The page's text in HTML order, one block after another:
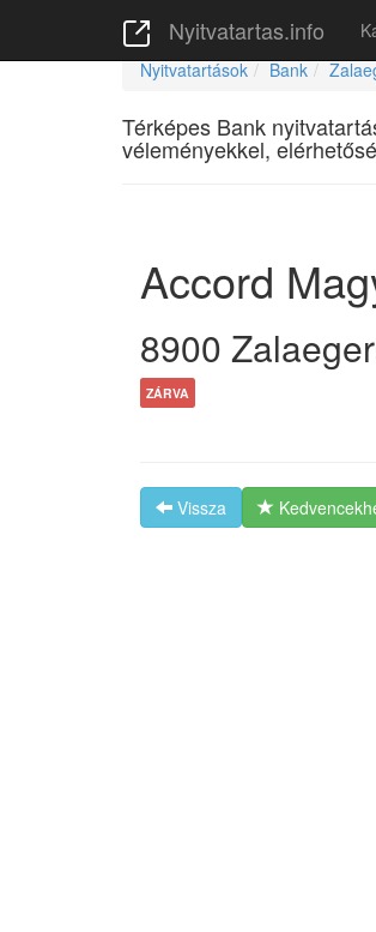
Nyitvatartas.info
Nyitvatartások
Bank
Térképes Bank
véleményekkel,
Accord
8900
ZÁRVA
Vissza